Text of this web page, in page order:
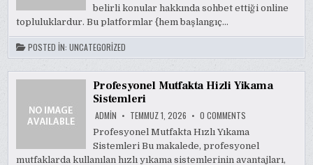
belirli konular hakkında sohbet ettiği online
topluluklardur. Bu platformlar {hem başlangıç…
POSTED IN:UNCATEGORIZED
Profesyonel Mutfakta Hizli Yikama
Sistemleri
ADMIN TEMMUZ 1, 2026 0 COMMENTS
MUTFAKTA
HIZLI
YIKAMA
SISTEMLERI
Profesyonel Mutfakta Hızlı Yıkama
Sistemleri Bu makalede, profesyonel
mutfaklarda kullanılan hızlı yıkama sistemlerinin avantajları,